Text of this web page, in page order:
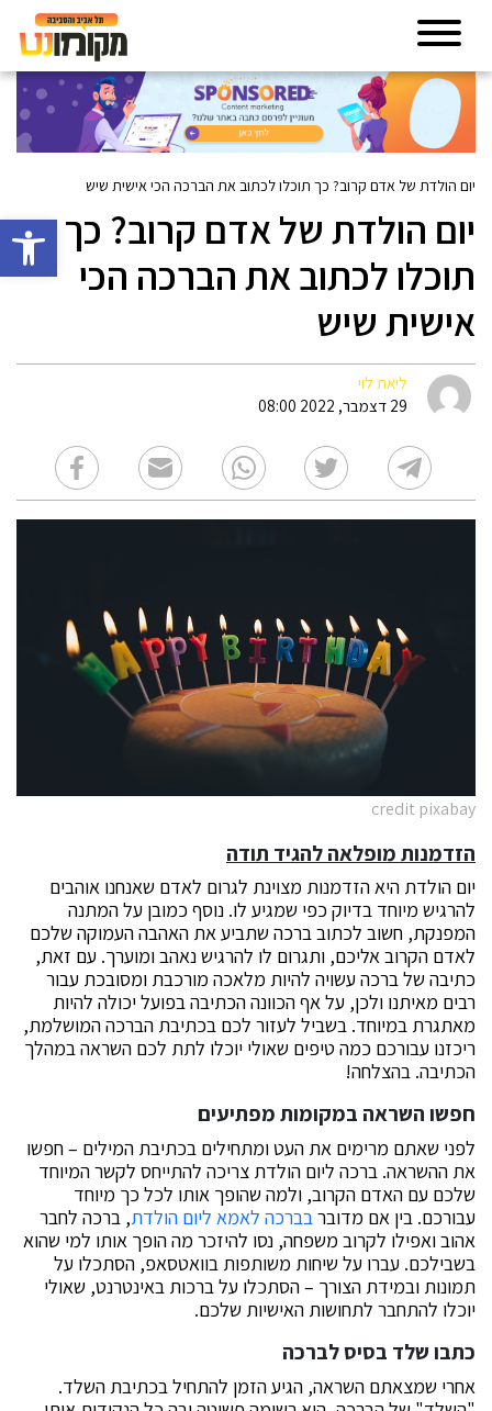
פתח
יום הולדת של אדם קרוב? כך תוכלו לכתוב את הברכה הכי אישית שיש
יום הולדת של אדם קרוב? כך
תוכלו לכתוב את הברכה הכי
אישית שיש
ליאת לוי
29 דצמבר, 2022 08:00
credit pixabay
הזדמנות מופלאה להגיד תודה
יום הולדת היא הזדמנות מצוינת לגרום לאדם שאנחנו אוהבים
להרגיש מיוחד בדיוק כפי שמגיע לו. נוסף כמובן על המתנה
המפנקת, חשוב לכתוב ברכה שתביע את האהבה העמוקה שלכם
לאדם הקרוב אליכם, ותגרום לו להרגיש נאהב ומוערך. עם זאת,
כתיבה של ברכה עשויה להיות מלאכה מורכבת ומסובכת עבור
רבים מאיתנו ולכן, על אף הכוונה הכתיבה בפועל יכולה להיות
מאתגרת במיוחד. בשביל לעזור לכם בכתיבת הברכה המושלמת,
ריכזנו עבורכם כמה טיפים שאולי יוכלו לתת לכם השראה במהלך
הכתיבה. בהצלחה!
חפשו השראה במקומות מפתיעים
לפני שאתם מרימים את העט ומתחילים בכתיבת המילים – חפשו
את ההשראה. ברכה ליום הולדת צריכה להתייחס לקשר המיוחד
שלכם עם האדם הקרוב, ולמה שהופך אותו לכל כך מיוחד
עבורכם. בין אם מדוברבברכה לאמא ליום הולדת, ברכה לחבר
אהוב ואפילו לקרוב משפחה, נסו להיזכר מה הופך אותו למי שהוא
בשבילכם. עברו על שיחות משותפות בוואטסאפ, הסתכלו על
תמונות ובמידת הצורך – הסתכלו על ברכות באינטרנט, שאולי
יוכלו להתחבר לתחושות האישיות שלכם.
כתבו שלד בסיס לברכה
אחרי שמצאתם השראה, הגיע הזמן להתחיל בכתיבת השלד.